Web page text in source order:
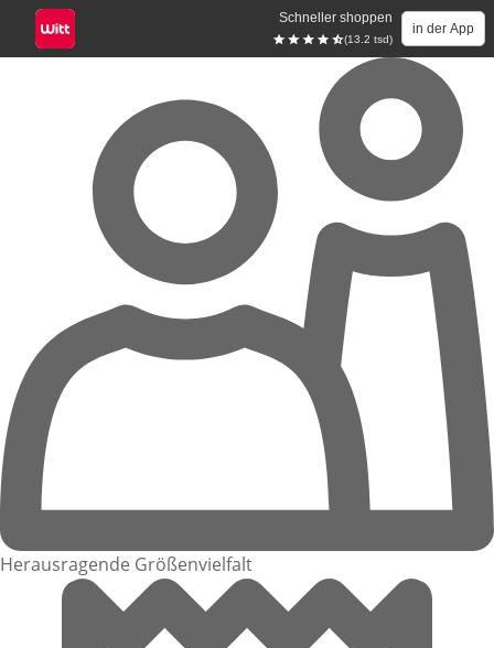
Schneller shoppen
(13.2 tsd)
in der App
Herausragende Größenvielfalt